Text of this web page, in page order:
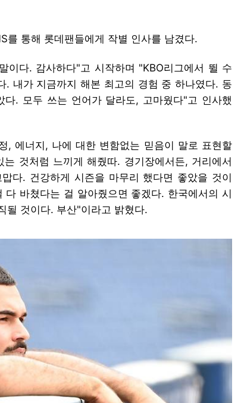
를 통해 롯데팬들에게 작별 인사를 남겼다.
이다. 감사하다"고 시작하며 "KBO리그에서 뛸 수
. 내가 지금까지 해본 최고의 경험 중 하나였다. 동
. 모두 쓰는 언어가 달라도, 고마웠다"고 인사했
, 에너지, 나에 대한 변함없는 믿음이 말로 표현할
것처럼 느끼게 해줬따. 경기장에서든, 거리에서
다. 건강하게 시즌을 마무리 했다면 좋았을 것이
바쳤다는 걸 알아줬으면 좋겠다. 한국에서의 시
될 것이다. 부산"이라고 밝혔다.